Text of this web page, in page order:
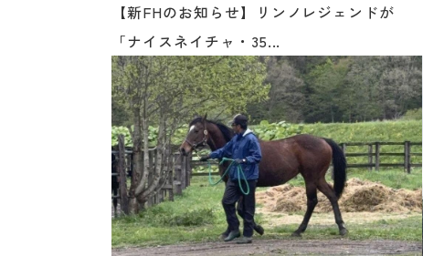
【新FHのお知らせ】リンノレジェンドが
「ナイスネイチャ・35...